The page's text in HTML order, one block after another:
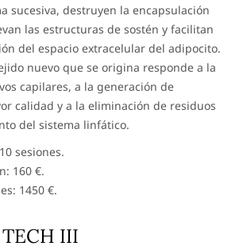
sucesiva, destruyen la encapsulación
las estructuras de sostén y facilitan
del espacio extracelular del adipocito.
nuevo que se origina responde a la
capilares, a la generación de
calidad y a la eliminación de residuos
del sistema linfático.
sesiones.
160 €.
1450 €.
TECH III